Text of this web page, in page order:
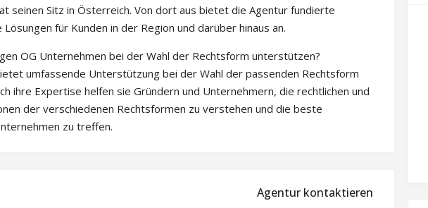
seinen Sitz in Österreich. Von dort aus bietet die Agentur fundierte
für Kunden in der Region und darüber hinaus an.
OG Unternehmen bei der Wahl der Rechtsform unterstützen?
umfassende Unterstützung bei der Wahl der passenden Rechtsform
ihre Expertise helfen sie Gründern und Unternehmern, die rechtlichen und
der verschiedenen Rechtsformen zu verstehen und die beste
zu treffen.
Agentur kontaktieren